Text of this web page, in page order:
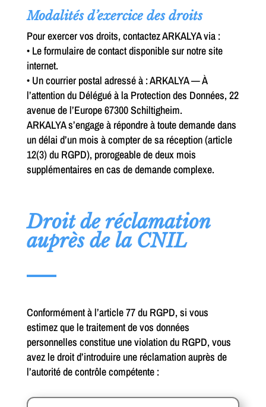
Modalités d’exercice des droits
Pour exercer vos droits, contactez ARKALYA via :
• Le formulaire de contact disponible sur notre site
internet.
• Un courrier postal adressé à : ARKALYA — À
l’attention du Délégué à la Protection des Données, 22
avenue de l’Europe 67300 Schiltigheim.
ARKALYA s’engage à répondre à toute demande dans
un délai d’un mois à compter de sa réception (article
12(3) du RGPD), prorogeable de deux mois
supplémentaires en cas de demande complexe.
Droit de réclamation
auprès de la CNIL
Conformément à l’article 77 du RGPD, si vous
estimez que le traitement de vos données
personnelles constitue une violation du RGPD, vous
avez le droit d’introduire une réclamation auprès de
l’autorité de contrôle compétente :